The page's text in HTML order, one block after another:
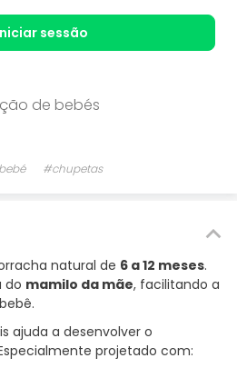
iniciar sessão
de bebés
#chupetas
natural de 6 a 12 meses.
do mamilo da mãe, facilitando a
ajuda a desenvolver o
projetado com: